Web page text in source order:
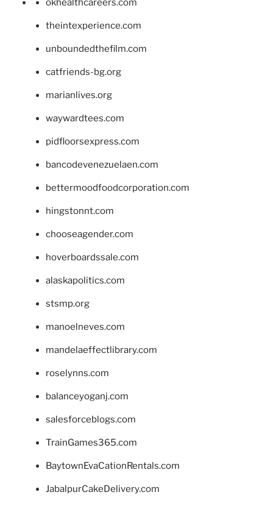
okhealthcareers.com
theintexperience.com
unboundedthefilm.com
catfriends-bg.org
marianlives.org
waywardtees.com
pidfloorsexpress.com
bancodevenezuelaen.com
bettermoodfoodcorporation.com
hingstonnt.com
chooseagender.com
hoverboardssale.com
alaskapolitics.com
stsmp.org
manoelneves.com
mandelaeffectlibrary.com
roselynns.com
balanceyoganj.com
salesforceblogs.com
TrainGames365.com
BaytownEvaCationRentals.com
JabalpurCakeDelivery.com